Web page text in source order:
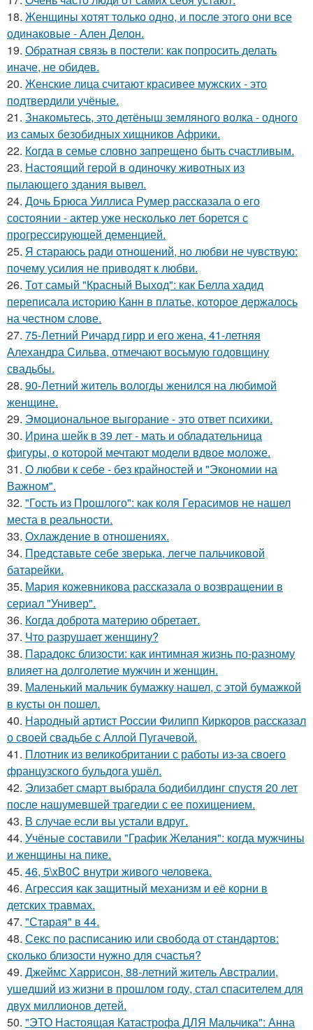
18. Женщины хотят только одно, и после этого они все
одинаковые - Ален Делон.
19. Обратная связь в постели: как попросить делать
иначе, не обидев.
20. Женские лица считают красивее мужских - это
подтвердили учёные.
21. Знакомьтесь, это детёныш земляного волка - одного
из самых безобидных хищников Африки.
22. Когда в семье словно запрещено быть счастливым.
23. Настоящий герой в одиночку животных из
пылающего здания вывел.
24. Дочь Брюса Уиллиса Румер рассказала о его
состоянии - актер уже несколько лет борется с
прогрессирующей деменцией.
25. Я стараюсь ради отношений, но любви не чувствую:
почему усилия не приводят к любви.
26. Тот самый "Красный Выход": как Белла хадид
переписала историю Канн в платье, которое держалось
на честном слове.
27. 75-Летний Ричард гирр и его жена, 41-летняя
Алехандра Сильва, отмечают восьмую годовщину
свадьбы.
28. 90-Летний житель вологды женился на любимой
женщине.
29. Эмоциональное выгорание - это ответ психики.
30. Ирина шейк в 39 лет - мать и обладательница
фигуры, о которой мечтают модели вдвое моложе.
31. О любви к себе - без крайностей и "Экономии на
Важном".
32. "Гость из Прошлого": как коля Герасимов не нашел
места в реальности.
33. Охлаждение в отношениях.
34. Представьте себе зверька, легче пальчиковой
батарейки.
35. Мария кожевникова рассказала о возвращении в
сериал "Универ".
36. Когда доброта материю обретает.
37. Что разрушает женщину?
38. Парадокс близости: как интимная жизнь по-разному
влияет на долголетие мужчин и женщин.
39. Маленький мальчик бумажку нашел, с этой бумажкой
в кусты он пошел.
40. Народный артист России Филипп Киркоров рассказал
о своей свадьбе с Аллой Пугачевой.
41. Плотник из великобритании с работы из-за своего
французского бульдога ушёл.
42. Элизабет смарт выбрала бодибилдинг спустя 20 лет
после нашумевшей трагедии с ее похищением.
43. В случае если вы устали вдруг.
44. Учёные составили "График Желания": когда мужчины
и женщины на пике.
45. 46, 5\xB0C внутри живого человека.
46. Агрессия как защитный механизм и её корни в
детских травмах.
47. "Старая" в 44.
48. Секс по расписанию или свобода от стандартов:
сколько близости нужно для счастья?
49. Джеймс Харрисон, 88-летний житель Австралии,
ушедший из жизни в прошлом году, стал спасителем для
двух миллионов детей.
50. "ЭТО Настоящая Катастрофа ДЛЯ Мальчика": Анна